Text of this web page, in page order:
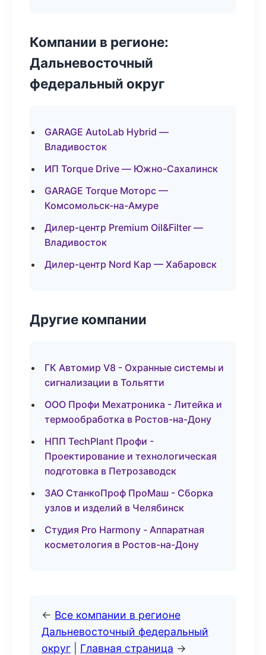
Компании в регионе:
Дальневосточный
федеральный округ
GARAGE AutoLab Hybrid —
Владивосток
ИП Torque Drive — Южно-Сахалинск
GARAGE Torque Моторс —
Комсомольск-на-Амуре
Дилер-центр Premium Oil&Filter —
Владивосток
Дилер-центр Nord Кар — Хабаровск
Другие компании
ГК Автомир V8 - Охранные системы и
сигнализации в Тольятти
ООО Профи Мехатроника - Литейка и
термообработка в Ростов-на-Дону
НПП TechPlant Профи -
Проектирование и технологическая
подготовка в Петрозаводск
ЗАО СтанкоПроф ПроМаш - Сборка
узлов и изделий в Челябинск
Студия Pro Harmony - Аппаратная
косметология в Ростов-на-Дону
← Все компании в регионе
Дальневосточный федеральный
округ
Главная страница →